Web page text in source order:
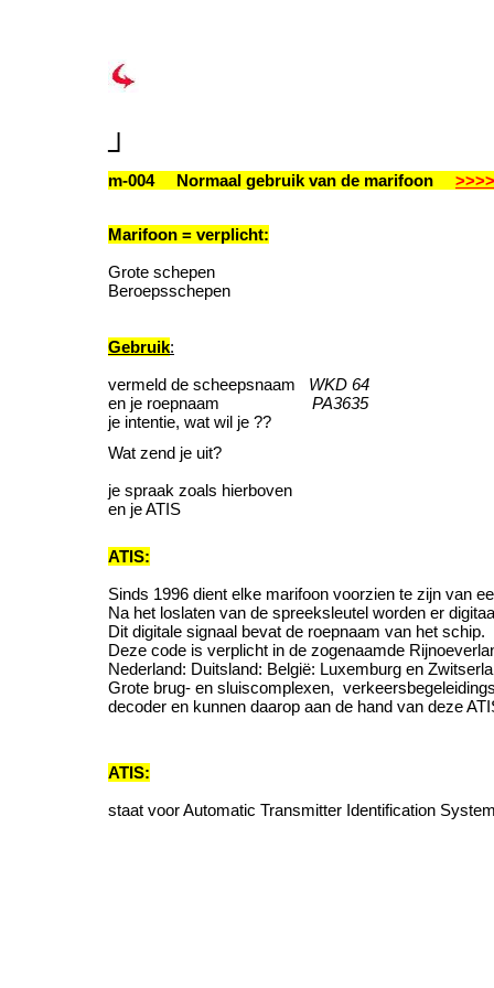
┘
m-004 Normaal gebruik van de marifoon
Marifoon = verplicht:
Grote schepen
Beroepsschepen
Gebruik:
vermeld de scheepsnaam WKD 64
en je roepnaam PA3635
je intentie, wat wil je ??
Wat zend je uit?
je spraak zoals hierboven
en je ATIS
ATIS:
Sinds 1996 dient elke marifoon voorzien te zijn van
Na het loslaten van de spreeksleutel worden er
Dit digitale signaal bevat de roepnaam van het schip.
Deze code is verplicht in de zogenaamde
Nederland: Duitsland: België: Luxemburg en
Grote brug- en sluiscomplexen,
decoder en kunnen daarop aan de hand van deze
ATIS:
staat voor Automatic Transmitter Identification